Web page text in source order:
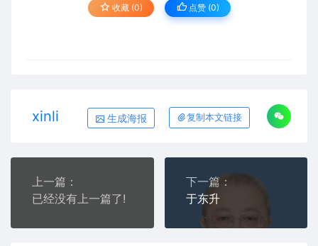
收藏 (0) 点赞 (0)
xinli 生成海报 复制本文链接
上一篇：
已经没有上一篇了!
下一篇：
于东升